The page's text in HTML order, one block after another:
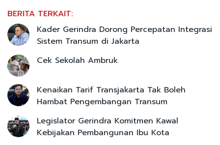
BERITA TERKAIT:
Kader Gerindra Dorong Percepatan Integrasi
Sistem Transum di Jakarta
Cek Sekolah Ambruk
Kenaikan Tarif Transjakarta Tak Boleh
Hambat Pengembangan Transum
Legislator Gerindra Komitmen Kawal
Kebijakan Pembangunan Ibu Kota